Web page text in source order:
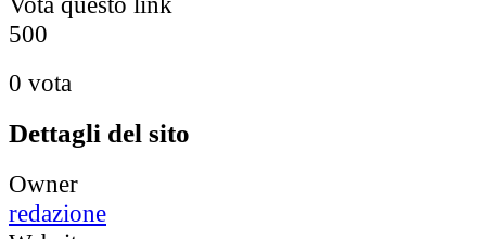
500
0 vota
Dettagli del sito
Owner
redazione